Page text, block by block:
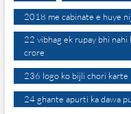
2018 me cabinate e huye
22 vibhag ek rupay bhi
crore
236 logo ko bijli chori karte
24 ghante apurti ka dawa